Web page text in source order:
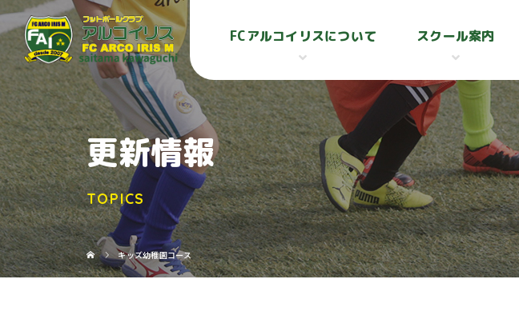
FCアルコイリスについて スクール案内
更新情報
TOPICS
キッズ幼稚園コース